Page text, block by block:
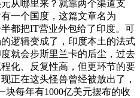
从哪里来？就靠两个渠道支
一个国度，这篇文章名为
半都把IT营业外包给了印度。可
逻辑变成了，印度本土的法式
就会步斯里兰卡的后尘，过去
化、反复性高，但更环节的要
正在这头怪兽曾经被放出了，
块每年有1000亿美元摆布的收